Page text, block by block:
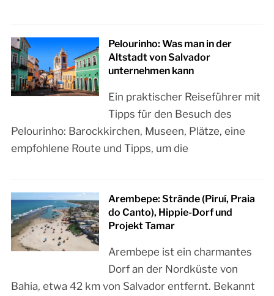
Pelourinho: Was man in der
Altstadt von Salvador
unternehmen kann
Ein praktischer Reiseführer mit
Tipps für den Besuch des
Pelourinho: Barockkirchen, Museen, Plätze, eine
empfohlene Route und Tipps, um die
Arembepe: Strände (Piruí, Praia
do Canto), Hippie-Dorf und
Projekt Tamar
Arembepe ist ein charmantes
Dorf an der Nordküste von
Bahia, etwa 42 km von Salvador entfernt. Bekannt